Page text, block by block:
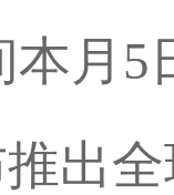
月5
出